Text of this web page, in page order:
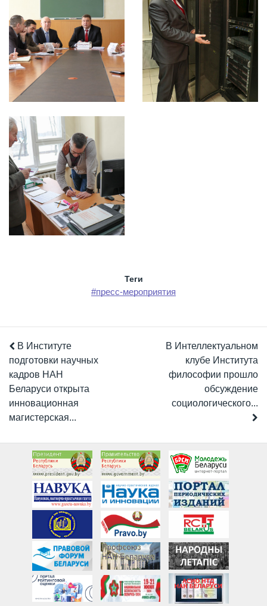
Теги
#пресс-мероприятия
В Институте
подготовки научных
кадров НАН
Беларуси открыта
инновационная
магистерская...
В Интеллектуальном
клубе Института
философии прошло
обсуждение
социологического...